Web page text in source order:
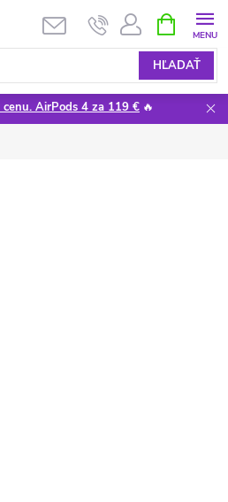
HĽADAŤ
KOŠÍK
AirPods 4 za 119 € 🔥